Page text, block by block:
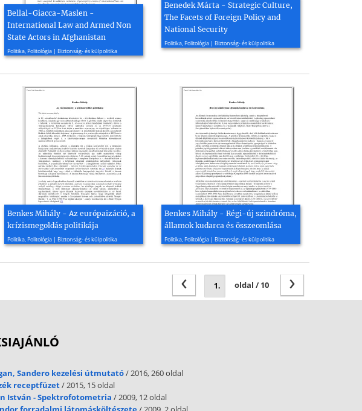
Bellal-Giacca-Maslen -
International Law and Armed Non
State Actors in Afghanistan
Politika, Politológia | Biztonság- és külpolitika
2011, 33 oldal
Benedek Márta - Strategic Culture,
The Facets of Foreign Policy and
National Security
Politika, Politológia | Biztonság- és külpolitika
2015, 12 oldal
Benkes Mihály - Az európaizáció, a
krízismegoldás politikája
Politika, Politológia | Biztonság- és külpolitika
2008, 14 oldal
Benkes Mihály - Régi-új szindróma,
államok kudarca és összeomlása
Politika, Politológia | Biztonság- és külpolitika
2007, 2 oldal
›
oldal / 10
‹
Sandero kezelési útmutató/ 2016, 260 oldal
receptfüzet/ 2015, 15 oldal
István - Spektrofotometria / 2009, 12 oldal